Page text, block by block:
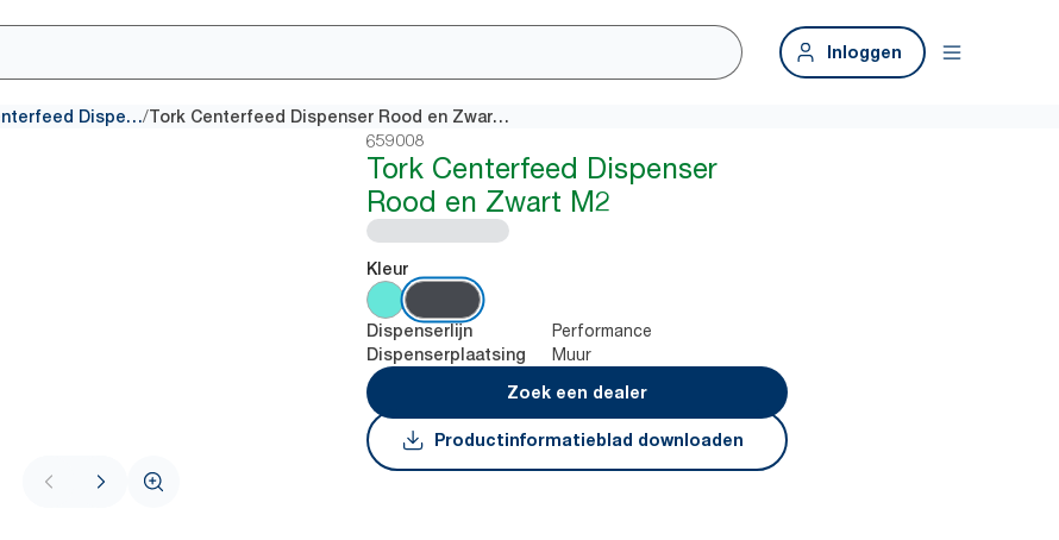
Inloggen
Centerfeed Dispensers/ Tork Centerfeed Dispenser Rood en Zwart M2
659008
Tork Centerfeed Dispenser
Rood en Zwart M2
Kleur
Dispenserlijn Performance
Dispenserplaatsing
Muur
Zoek een dealer
Productinformatieblad downloaden